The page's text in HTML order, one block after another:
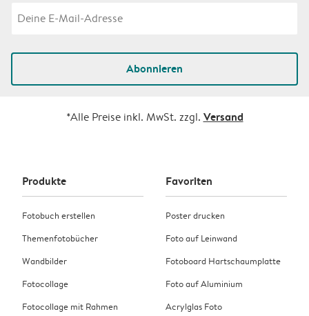
Abonnieren
*Alle Preise inkl. MwSt. zzgl. Versand
Produkte
Fotobuch erstellen
Themenfotobücher
Wandbilder
Fotocollage
Fotocollage mit Rahmen
Favoriten
Poster drucken
Foto auf Leinwand
Fotoboard Hartschaumplatte
Foto auf Aluminium
Acrylglas Foto